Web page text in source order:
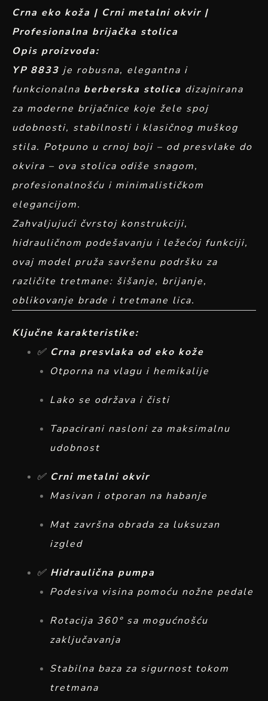
Crna eko koža | Crni metalni okvir |
Profesionalna brijačka stolica
Opis proizvoda:
YP 8833 je robusna, elegantna i
funkcionalna berberska stolica dizajnirana
za moderne brijačnice koje žele spoj
udobnosti, stabilnosti i klasičnog muškog
stila. Potpuno u crnoj boji – od presvlake do
okvira – ova stolica odiše snagom,
profesionalnošću i minimalističkom
elegancijom.
Zahvaljujući čvrstoj konstrukciji,
hidrauličnom podešavanju i ležećoj funkciji,
ovaj model pruža savršenu podršku za
različite tretmane: šišanje, brijanje,
oblikovanje brade i tretmane lica.
Ključne karakteristike:
✅ Crna presvlaka od eko kože
Otporna na vlagu i hemikalije
Lako se održava i čisti
Tapacirani nasloni za maksimalnu
udobnost
✅ Crni metalni okvir
Masivan i otporan na habanje
Mat završna obrada za luksuzan
izgled
✅ Hidraulična pumpa
Podesiva visina pomoću nožne pedale
Rotacija 360° sa mogućnošću
zaključavanja
Stabilna baza za sigurnost tokom
tretmana